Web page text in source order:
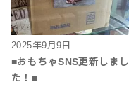
2025年9月9日
■おもちゃSNS更新しまし
た！■